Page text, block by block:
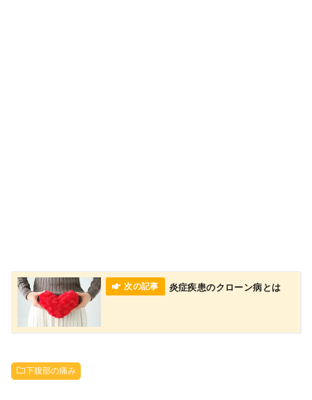
炎症疾患のクローン病とは
下腹部の痛み